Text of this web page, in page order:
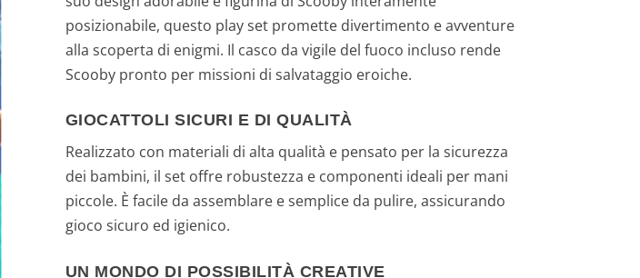
z
o
r
i
g
z
o
t
t
u
posizionabile, questo play set promette divertimento e avventure
alla scoperta di enigmi. Il casco da vigile del fuoco incluso rende
Scooby pronto per missioni di salvataggio eroiche.
GIOCATTOLI SICURI E DI QUALITÀ
Realizzato con materiali di alta qualità e pensato per la sicurezza
dei bambini, il set offre robustezza e componenti ideali per mani
piccole. È facile da assemblare e semplice da pulire, assicurando
gioco sicuro ed igienico.
UN MONDO DI POSSIBILITÀ CREATIVE